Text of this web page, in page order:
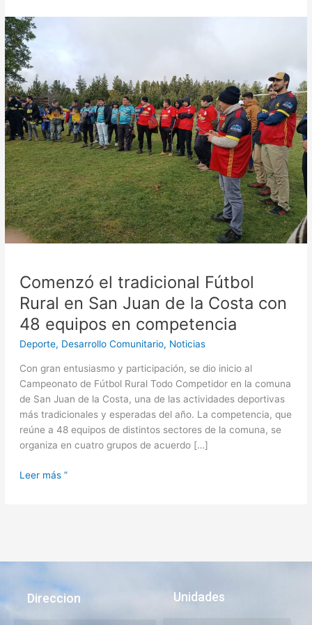
Comenzó el tradicional Fútbol
Rural en San Juan de la Costa con
48 equipos en competencia
Deporte, Desarrollo Comunitario, Noticias
Con gran entusiasmo y participación, se dio inicio al
Campeonato de Fútbol Rural Todo Competidor en la comuna
de San Juan de la Costa, una de las actividades deportivas
más tradicionales y esperadas del año. La competencia, que
reúne a 48 equipos de distintos sectores de la comuna, se
organiza en cuatro grupos de acuerdo […]
Comenzó
el
tradicional
Fútbol
Rural
en
San
Juan
de
la
Costa
con
48
equipos
en
Leer más ”
Direccion Unidades